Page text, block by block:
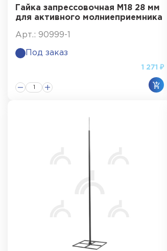
Гайка запрессовочная М18 28 мм
для активного молниеприемника
Арт.: 90999-1
Под заказ
1 271 ₽